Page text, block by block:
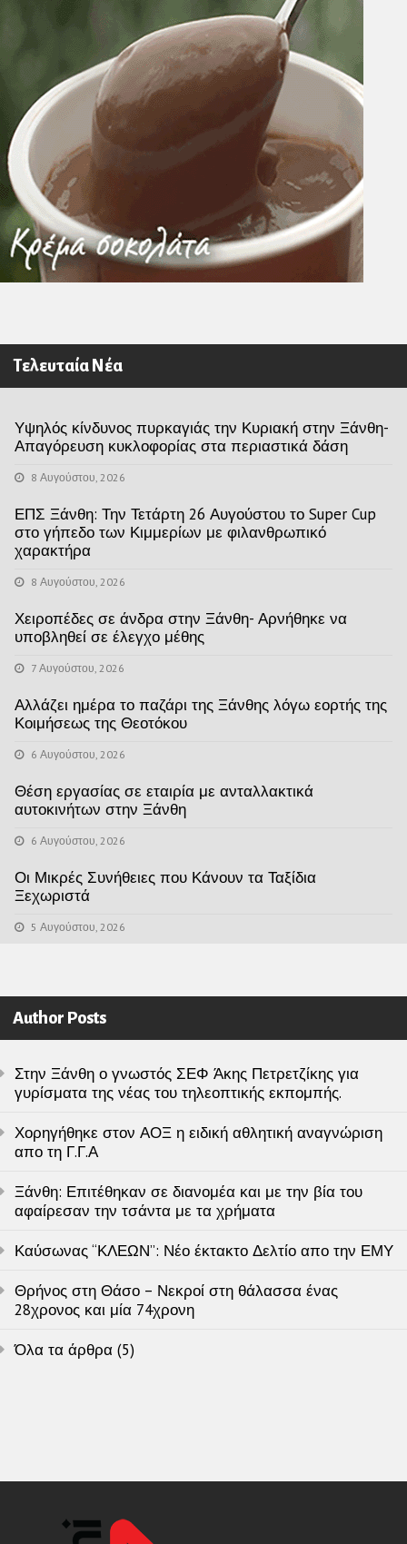
Τελευταία Νέα
Υψηλός κίνδυνος πυρκαγιάς την Κυριακή στην Ξάνθη-
Απαγόρευση κυκλοφορίας στα περιαστικά δάση
8 Αυγούστου, 2026
ΕΠΣ Ξάνθη: Την Τετάρτη 26 Αυγούστου το Super Cup
στο γήπεδο των Κιμμερίων με φιλανθρωπικό
χαρακτήρα
8 Αυγούστου, 2026
Χειροπέδες σε άνδρα στην Ξάνθη- Αρνήθηκε να
υποβληθεί σε έλεγχο μέθης
7 Αυγούστου, 2026
Αλλάζει ημέρα το παζάρι της Ξάνθης λόγω εορτής της
Κοιμήσεως της Θεοτόκου
6 Αυγούστου, 2026
Θέση εργασίας σε εταιρία με ανταλλακτικά
αυτοκινήτων στην Ξάνθη
6 Αυγούστου, 2026
Οι Μικρές Συνήθειες που Κάνουν τα Ταξίδια
Ξεχωριστά
5 Αυγούστου, 2026
Author Posts
Στην Ξάνθη ο γνωστός ΣΕΦ Άκης Πετρετζίκης για
γυρίσματα της νέας του τηλεοπτικής εκπομπής.
Χορηγήθηκε στον ΑΟΞ η ειδική αθλητική αναγνώριση
απο τη Γ.Γ.Α
Ξάνθη: Επιτέθηκαν σε διανομέα και με την βία του
αφαίρεσαν την τσάντα με τα χρήματα
Καύσωνας “ΚΛΕΩΝ”: Νέο έκτακτο Δελτίο απο την ΕΜΥ
Θρήνος στη Θάσο – Νεκροί στη θάλασσα ένας
28χρονος και μία 74χρονη
Όλα τα άρθρα (5)